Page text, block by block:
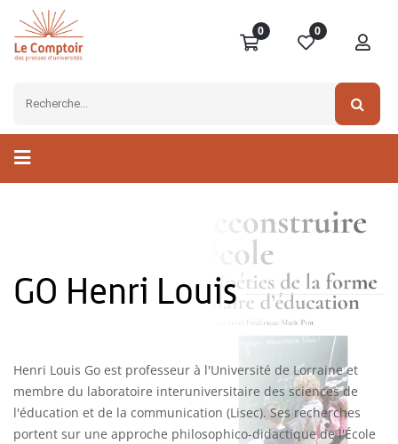
0 0
GO Henri Louis
Henri Louis Go est professeur à l'Université de Lorraine et
membre du laboratoire interuniversitaire des sciences de
l'éducation et de la communication (Lisec). Ses recherches
portent sur une approche philosophico-didactique de l'École